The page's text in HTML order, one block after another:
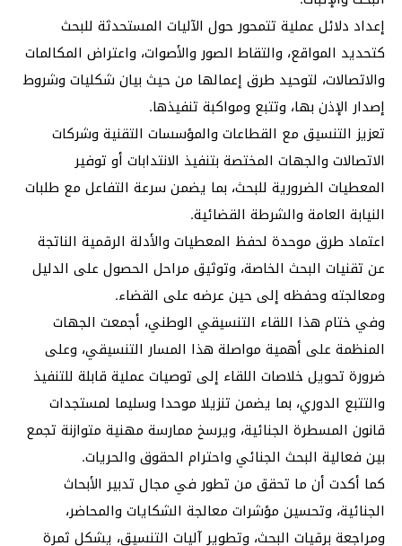
إعداد دلائل عملية تتمحور حول الآليات المستحدثة للبحث
كتحديد المواقع، والتقاط الصور والأصوات، واعتراض المكالمات
والاتصالات، لتوحيد طرق إعمالها من حيث بيان شكليات وشروط
إصدار الإذن بها، وتتبع ومواكبة تنفيذها.
تعزيز التنسيق مع القطاعات والمؤسسات التقنية وشركات
الاتصالات والجهات المختصة بتنفيذ الانتدابات أو توفير
المعطيات الضرورية للبحث، بما يضمن سرعة التفاعل مع طلبات
النيابة العامة والشرطة القضائية.
اعتماد طرق موحدة لحفظ المعطيات والأدلة الرقمية الناتجة
عن تقنيات البحث الخاصة، وتوثيق مراحل الحصول على الدليل
ومعالجته وحفظه إلى حين عرضه على القضاء.
وفي ختام هذا اللقاء التنسيقي الوطني، أجمعت الجهات
المنظمة على أهمية مواصلة هذا المسار التنسيقي، وعلى
ضرورة تحويل خلاصات اللقاء إلى توصيات عملية قابلة للتنفيذ
والتتبع الدوري، بما يضمن تنزيلا موحدا وسليما لمستجدات
قانون المسطرة الجنائية، ويرسخ ممارسة مهنية متوازنة تجمع
بين فعالية البحث الجنائي واحترام الحقوق والحريات.
كما أكدت أن ما تحقق من تطور في مجال تدبير الأبحاث
الجنائية، وتحسين مؤشرات معالجة الشكايات والمحاضر،
ومراجعة برقيات البحث، وتطوير آليات التنسيق، يشكل ثمرة